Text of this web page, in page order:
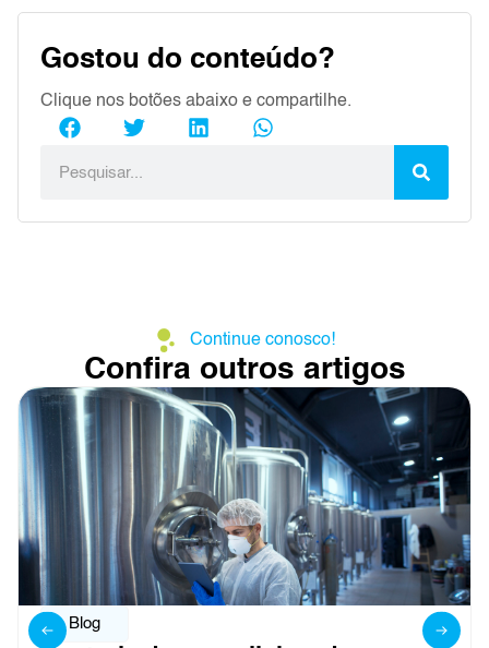
Gostou do conteúdo?
Clique nos botões abaixo e compartilhe.
Continue conosco!
Confira outros artigos
Blog